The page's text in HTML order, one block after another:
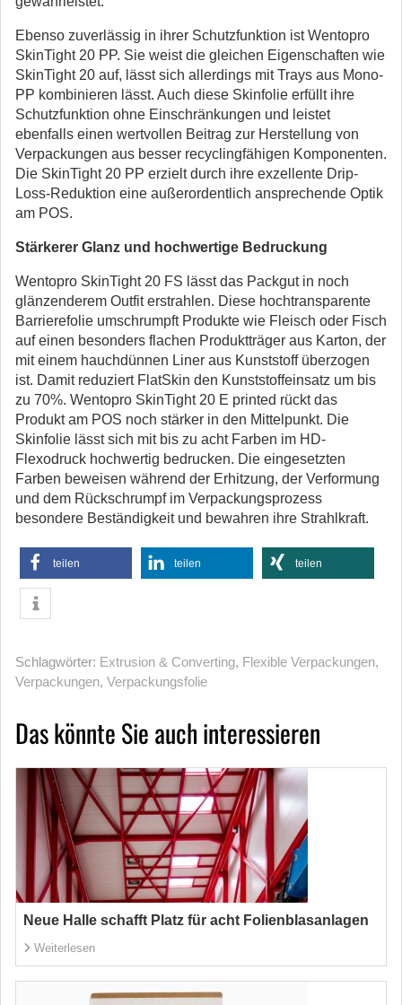
Ebenso zuverlässig in ihrer Schutzfunktion ist Wentopro
SkinTight 20 PP. Sie weist die gleichen Eigenschaften wie
SkinTight 20 auf, lässt sich allerdings mit Trays aus Mono-
PP kombinieren lässt. Auch diese Skinfolie erfüllt ihre
Schutzfunktion ohne Einschränkungen und leistet
ebenfalls einen wertvollen Beitrag zur Herstellung von
Verpackungen aus besser recyclingfähigen Komponenten.
Die SkinTight 20 PP erzielt durch ihre exzellente Drip-
Loss-Reduktion eine außerordentlich ansprechende Optik
am POS.
Stärkerer Glanz und hochwertige Bedruckung
Wentopro SkinTight 20 FS lässt das Packgut in noch
glänzenderem Outfit erstrahlen. Diese hochtransparente
Barrierefolie umschrumpft Produkte wie Fleisch oder Fisch
auf einen besonders flachen Produktträger aus Karton, der
mit einem hauchdünnen Liner aus Kunststoff überzogen
ist. Damit reduziert FlatSkin den Kunststoffeinsatz um bis
zu 70%. Wentopro SkinTight 20 E printed rückt das
Produkt am POS noch stärker in den Mittelpunkt. Die
Skinfolie lässt sich mit bis zu acht Farben im HD-
Flexodruck hochwertig bedrucken. Die eingesetzten
Farben beweisen während der Erhitzung, der Verformung
und dem Rückschrumpf im Verpackungsprozess
besondere Beständigkeit und bewahren ihre Strahlkraft.
teilen teilen teilen
Schlagwörter: Extrusion & Converting, Flexible Verpackungen,
Verpackungen, Verpackungsfolie
Das könnte Sie auch interessieren
Neue Halle schafft Platz für acht Folienblasanlagen
Weiterlesen